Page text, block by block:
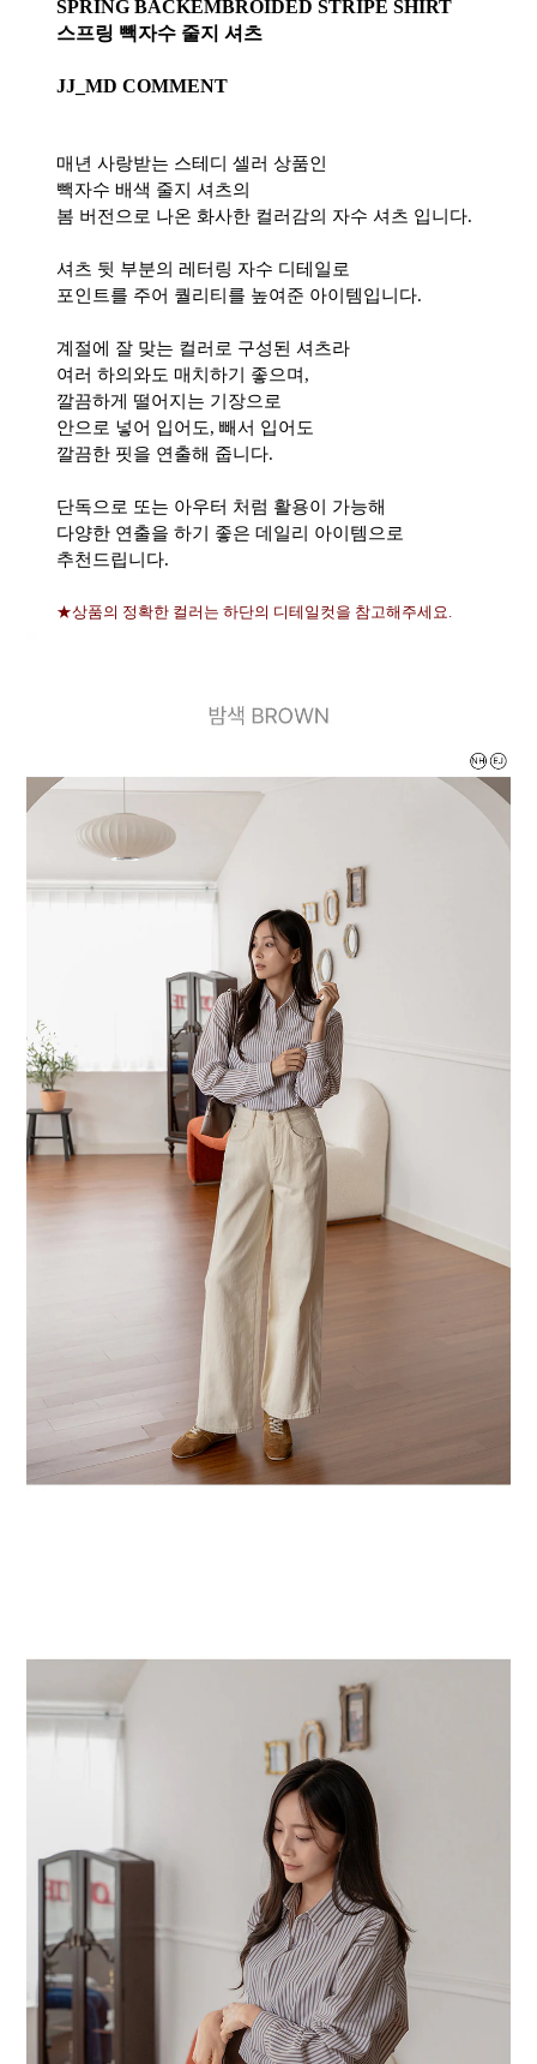
SPRING BACKEMBROIDED STRIPE SHIRT
스프링 빽자수 줄지 셔츠
JJ_MD COMMENT
매년 사랑받는 스테디 셀러 상품인
빽자수 배색 줄지 셔츠의
봄 버전으로 나온 화사한 컬러감의 자수 셔츠 입니다.
셔츠 뒷 부분의 레터링 자수 디테일로
포인트를 주어 퀄리티를 높여준 아이템입니다.
계절에 잘 맞는 컬러로 구성된 셔츠라
여러 하의와도 매치하기 좋으며,
깔끔하게 떨어지는 기장으로
안으로 넣어 입어도, 빼서 입어도
깔끔한 핏을 연출해 줍니다.
단독으로 또는 아우터 처럼 활용이 가능해
다양한 연출을 하기 좋은 데일리 아이템으로
추천드립니다.
★상품의 정확한 컬러는 하단의 디테일컷을 참고해주세요.